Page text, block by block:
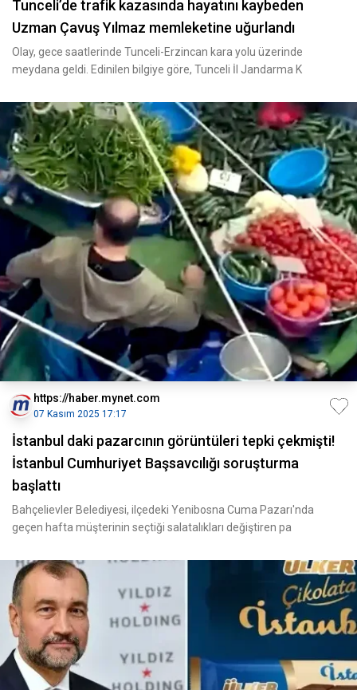
Tunceli’de trafik kazasında hayatını kaybeden
Uzman Çavuş Yılmaz memleketine uğurlandı
Olay, gece saatlerinde Tunceli-Erzincan kara yolu üzerinde
meydana geldi. Edinilen bilgiye göre, Tunceli İl Jandarma K
https://haber.mynet.com
07 Kasım 2025 17:17
İstanbul daki pazarcının görüntüleri tepki çekmişti!
İstanbul Cumhuriyet Başsavcılığı soruşturma
başlattı
Bahçelievler Belediyesi, ilçedeki Yenibosna Cuma Pazarı'nda
geçen hafta müşterinin seçtiği salatalıkları değiştiren pa